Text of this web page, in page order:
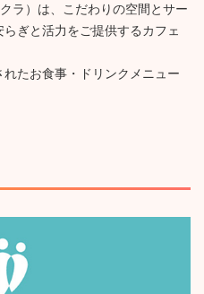
ラ）は、こだわりの空間とサー
ぎと活力をご提供するカフェ
たお食事・ドリンクメニュー